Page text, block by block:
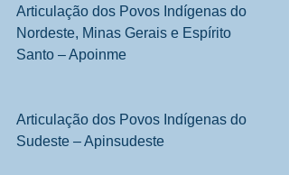
Articulação dos Povos Indígenas do
Nordeste, Minas Gerais e Espírito
Santo – Apoinme
Articulação dos Povos Indígenas do
Sudeste – Apinsudeste